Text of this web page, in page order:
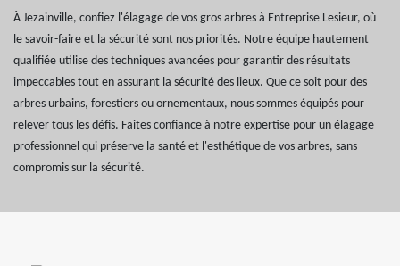
À Jezainville, confiez l'élagage de vos gros arbres à Entreprise Lesieur, où
le savoir-faire et la sécurité sont nos priorités. Notre équipe hautement
qualifiée utilise des techniques avancées pour garantir des résultats
impeccables tout en assurant la sécurité des lieux. Que ce soit pour des
arbres urbains, forestiers ou ornementaux, nous sommes équipés pour
relever tous les défis. Faites confiance à notre expertise pour un élagage
professionnel qui préserve la santé et l'esthétique de vos arbres, sans
compromis sur la sécurité.